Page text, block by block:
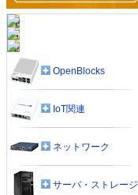
OpenBlocks
IoT関連
ネットワーク
サーバ・ストレージ